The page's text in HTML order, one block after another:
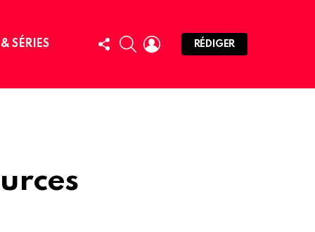
SÉRIES
FOLLOW
US
SEARCHLOGIN
RÉDIGER